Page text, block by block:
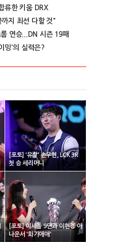
류한 키움 DRX
지 최선 다할 것"
연승...DN 시즌 19패
밍'의 실력은?
[포토] '유칼' 손우현, LCK 3R
첫 승 세리머니
[포토] 이세돌 9단과 이현경 아
나운서 '화기애애'